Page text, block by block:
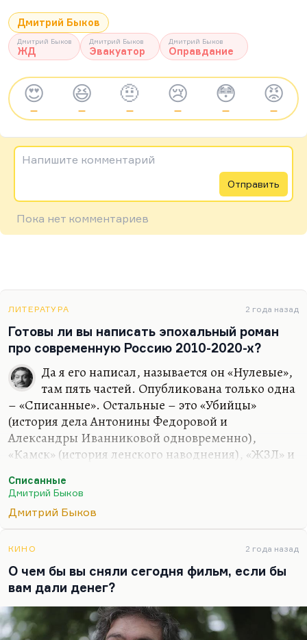
Дмитрий Быков
Дмитрий Быков
ЖД
Дмитрий Быков
Эвакуатор
Дмитрий Быков
Оправдание
😍
—
😆
—
🤨
—
😢
—
😳
—
😡
—
Напишите комментарий
Отправить
Пока нет комментариев
ЛИТЕРАТУРА 2 года назад
Готовы ли вы написать эпохальный роман
про современную Россию 2010-2020-х?
Да я его написал, называется он «Нулевые»,
там пять частей. Опубликована только одна
– «Списанные». Остальные – это «Убийцы»
(история дела Антонины Федоровой и
Александры Иванниковой одновременно),
«Камск» (история ленского наводнения), «ЖЗЛ» и
Свиридова, который возвращается из
эмиграции). Десять-пятнадцать лет нам
происходит действие. Но я не хочу его печатать;
роман хорошо, когда есть эпохальное время на
дворе. Сегодня это не тот жанр, в котором надо
выступать. Мне вообще кажется, что время
эпических романов закончилось. Сегодня надо
Списанные
Дмитрий Быков
Дмитрий Быков
КИНО 2 года назад
О чем бы вы сняли сегодня фильм, если бы
вам дали денег?